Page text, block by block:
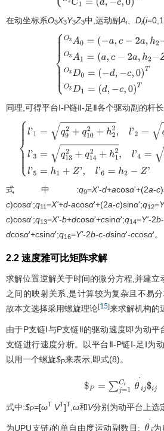
−
T O 1 (d
在动坐标系O3X3Y3Z3中,运动副Ai、 Di(i
O 3A a −2 − Z')
,h 3D
−c T O3 = d
同理,可得平台Ⅰ-P链Ⅱ-足Ⅱ各个驱动副的杆
{l' 1= 92 q102 h 22, 2= q11 q122+ 2
式中:q9=X'-d+acosα'+(2a-c
c)cosα';q11=X'+d-acosα'+(2a-c)sinα';q12=
c)cosα';q13=X'-b+dcosα'+csinα';q14=Y'-2b-
dcosα'+csinα';q16=Y'-2b-c-dsinα'-ccosα'。
2.2 速度雅可比矩阵求解
求解位置逆解关于时间的微分方程,并建立
之间的映射关系,是计算较为复杂且不易
故本文选择采用螺旋理论[15]来求解机构的
由于P支链Ⅰ与P支链Ⅱ的驱动速度即为动
支链进行速度分析。以平台Ⅱ-P链Ⅰ-足Ⅰ为
以用一个螺旋$P来表示,即式(8)。
$P=∑ =1Ciθ ·ij$ij
式中:$P=[ωT VT]T ω和V分别为动平台上选
为UPU支链i的单自由度运动副数目; 为